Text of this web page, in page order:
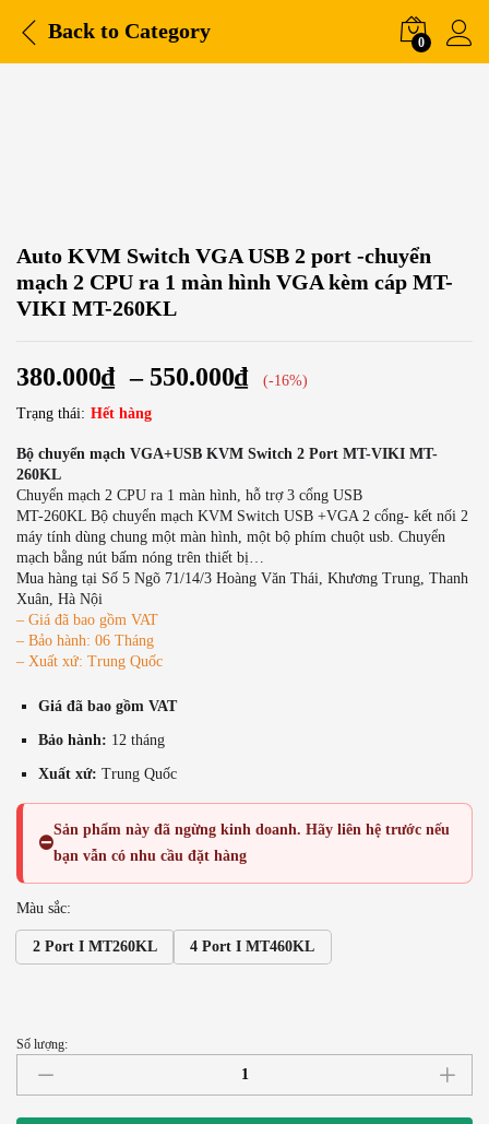
Back to Category 0
Auto KVM Switch VGA USB 2 port -chuyển
mạch 2 CPU ra 1 màn hình VGA kèm cáp MT-
VIKI MT-260KL
380.000₫ – 550.000₫
(-16%)
Trạng thái: Hết hàng
Bộ chuyển mạch VGA+USB KVM Switch 2 Port MT-VIKI MT-
260KL
Chuyển mạch 2 CPU ra 1 màn hình, hỗ trợ 3 cổng USB
MT-260KL Bộ chuyển mạch KVM Switch USB +VGA 2 cổng- kết nối 2
máy tính dùng chung một màn hình, một bộ phím chuột usb. Chuyển
mạch bằng nút bấm nóng trên thiết bị…
Mua hàng tại Số 5 Ngõ 71/14/3 Hoàng Văn Thái, Khương Trung, Thanh
Xuân, Hà Nội
– Giá đã bao gồm VAT
– Bảo hành: 06 Tháng
– Xuất xứ: Trung Quốc
Giá đã bao gồm VAT
Bảo hành: 12 tháng
Xuất xứ: Trung Quốc
⛔
Sản phẩm này đã ngừng kinh doanh. Hãy liên hệ trước nếu
bạn vẫn có nhu cầu đặt hàng
Màu sắc:
2 Port I MT260KL 4 Port I MT460KL
Auto
KVM
Switch
Số lượng: